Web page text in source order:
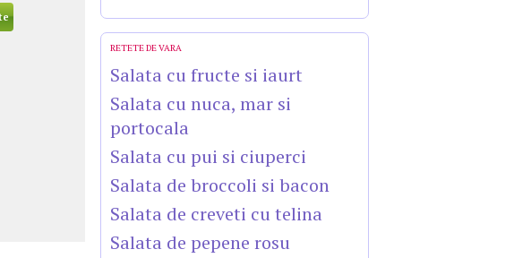
RETETE DE VARA
Salata cu fructe si iaurt
Salata cu nuca, mar si
portocala
Salata cu pui si ciuperci
Salata de broccoli si bacon
Salata de creveti cu telina
Salata de pepene rosu